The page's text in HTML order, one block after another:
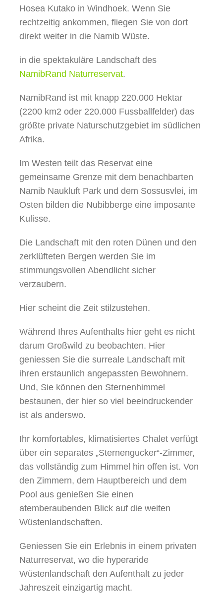
Hosea Kutako in Windhoek. Wenn Sie
rechtzeitig ankommen, fliegen Sie von dort
direkt weiter in die Namib Wüste.
in die spektakuläre Landschaft des
NamibRand Naturreservat.
NamibRand ist mit knapp 220.000 Hektar
(2200 km2 oder 220.000 Fussballfelder) das
größte private Naturschutzgebiet im südlichen
Afrika.
Im Westen teilt das Reservat eine
gemeinsame Grenze mit dem benachbarten
Namib Naukluft Park und dem Sossusvlei, im
Osten bilden die Nubibberge eine imposante
Kulisse.
Die Landschaft mit den roten Dünen und den
zerklüfteten Bergen werden Sie im
stimmungsvollen Abendlicht sicher
verzaubern.
Hier scheint die Zeit stilzustehen.
Während Ihres Aufenthalts hier geht es nicht
darum Großwild zu beobachten. Hier
geniessen Sie die surreale Landschaft mit
ihren erstaunlich angepassten Bewohnern.
Und, Sie können den Sternenhimmel
bestaunen, der hier so viel beeindruckender
ist als anderswo.
Ihr komfortables, klimatisiertes Chalet verfügt
über ein separates „Sternengucker“-Zimmer,
das vollständig zum Himmel hin offen ist. Von
den Zimmern, dem Hauptbereich und dem
Pool aus genießen Sie einen
atemberaubenden Blick auf die weiten
Wüstenlandschaften.
Geniessen Sie ein Erlebnis in einem privaten
Naturreservat, wo die hyperaride
Wüstenlandschaft den Aufenthalt zu jeder
Jahreszeit einzigartig macht.